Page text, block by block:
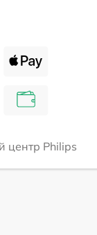
центр Philips